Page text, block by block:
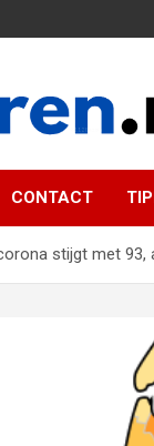
CONTACT
stijgt met 93,